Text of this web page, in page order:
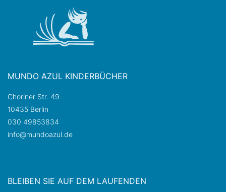
MUNDO AZUL KINDERBÜCHER
Choriner Str. 49
10435 Berlin
030 49853834
info@mundoazul.de
BLEIBEN SIE AUF DEM LAUFENDEN